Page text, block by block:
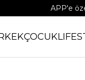
APP'e
ÇOCUK